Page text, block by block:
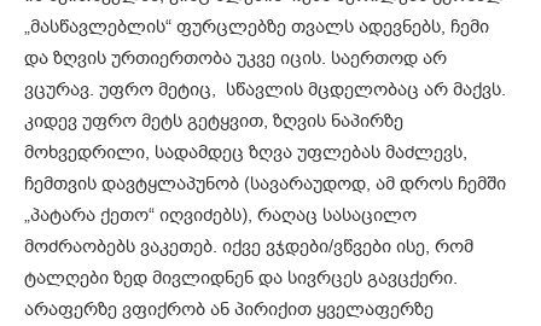
„მასწავლებლის“ ფურცლებზე თვალს ადევნებს, ჩემი
და ზღვის ურთიერთობა უკვე იცის. საერთოდ არ
ვცურავ. უფრო მეტიც, სწავლის მცდელობაც არ მაქვს.
კიდევ უფრო მეტს გეტყვით, ზღვის ნაპირზე
მოხვედრილი, სადამდეც ზღვა უფლებას მაძლევს,
ჩემთვის დავტყლაპუნობ (სავარაუდოდ, ამ დროს ჩემში
„პატარა ქეთო“ იღვიძებს), რაღაც სასაცილო
მოძრაობებს ვაკეთებ. იქვე ვჯდები/ვწვები ისე, რომ
ტალღები ზედ მივლიდნენ და სივრცეს გავცქერი.
არაფერზე ვფიქრობ ან პირიქით ყველაფერზე